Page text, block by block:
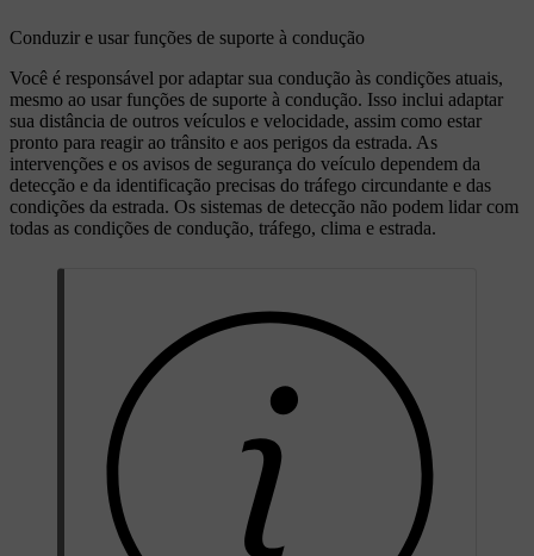
Conduzir e usar funções de suporte à condução
Você é responsável por adaptar sua condução às condições atuais,
mesmo ao usar funções de suporte à condução. Isso inclui adaptar
sua distância de outros veículos e velocidade, assim como estar
pronto para reagir ao trânsito e aos perigos da estrada. As
intervenções e os avisos de segurança do veículo dependem da
detecção e da identificação precisas do tráfego circundante e das
condições da estrada. Os sistemas de detecção não podem lidar com
todas as condições de condução, tráfego, clima e estrada.